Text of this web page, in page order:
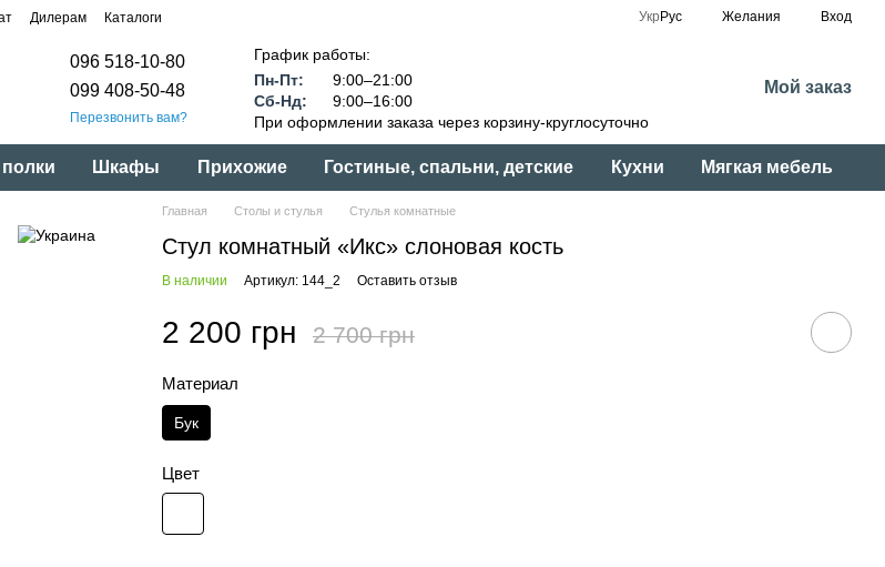
Дилерам Каталоги Укр Рус Желания Вход
096 518-10-80
099 408-50-48
Перезвонить вам?
График работы:
Пн-Пт:
9:00–21:00
Сб-Нд:
9:00–16:00
При оформлении заказа через корзину-круглосуточно
Мой заказ
Шкафы Прихожие Гостиные, спальни, детские Кухни Мягкая мебель
Главная Столы и стулья Стулья комнатные
Стул комнатный «Икс» слоновая кость
В наличии Артикул: 144_2 Оставить отзыв
2 200 грн 2 700 грн
Материал
Бук
Цвет